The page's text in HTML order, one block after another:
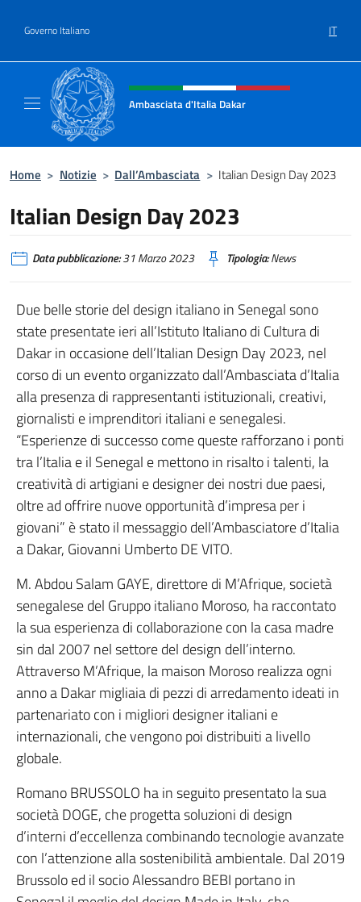
Governo Italiano IT
Intestazione sito, social e menù
Ambasciata d'Italia Dakar
Home > Notizie > Dall’Ambasciata > Italian Design Day 2023
Italian Design Day 2023
Data pubblicazione:31 Marzo 2023 Tipologia:News
Due belle storie del design italiano in Senegal sono
state presentate ieri all’Istituto Italiano di Cultura di
Dakar in occasione dell’Italian Design Day 2023, nel
corso di un evento organizzato dall’Ambasciata d’Italia
alla presenza di rappresentanti istituzionali, creativi,
giornalisti e imprenditori italiani e senegalesi.
“Esperienze di successo come queste rafforzano i ponti
tra l’Italia e il Senegal e mettono in risalto i talenti, la
creatività di artigiani e designer dei nostri due paesi,
oltre ad offrire nuove opportunità d’impresa per i
giovani” è stato il messaggio dell’Ambasciatore d’Italia
a Dakar, Giovanni Umberto DE VITO.
M. Abdou Salam GAYE, direttore di M’Afrique, società
senegalese del Gruppo italiano Moroso, ha raccontato
la sua esperienza di collaborazione con la casa madre
sin dal 2007 nel settore del design dell’interno.
Attraverso M’Afrique, la maison Moroso realizza ogni
anno a Dakar migliaia di pezzi di arredamento ideati in
partenariato con i migliori designer italiani e
internazionali, che vengono poi distribuiti a livello
globale.
Romano BRUSSOLO ha in seguito presentato la sua
società DOGE, che progetta soluzioni di design
d’interni d’eccellenza combinando tecnologie avanzate
con l’attenzione alla sostenibilità ambientale. Dal 2019
Brussolo ed il socio Alessandro BEBI portano in